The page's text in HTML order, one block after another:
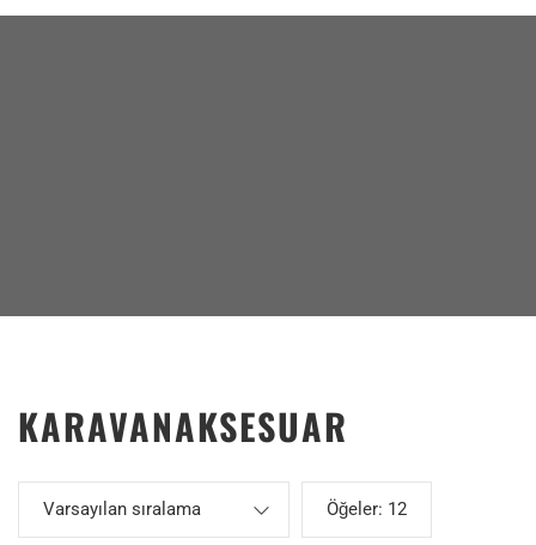
KARAVANAKSESUAR
Varsayılan sıralama Öğeler: 12